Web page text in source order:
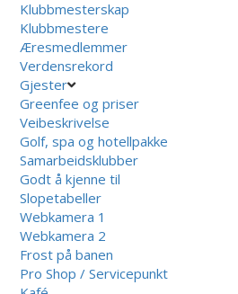
Klubbmesterskap
Klubbmestere
Æresmedlemmer
Verdensrekord
Gjester
Greenfee og priser
Veibeskrivelse
Golf, spa og hotellpakke
Samarbeidsklubber
Godt å kjenne til
Slopetabeller
Webkamera 1
Webkamera 2
Frost på banen
Pro Shop / Servicepunkt